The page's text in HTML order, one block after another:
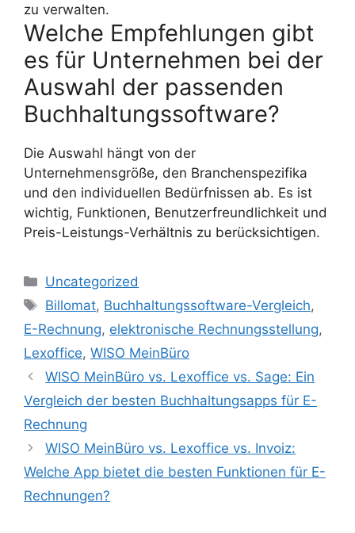
zu verwalten.
Welche Empfehlungen gibt
es für Unternehmen bei der
Auswahl der passenden
Buchhaltungssoftware?
Die Auswahl hängt von der
Unternehmensgröße, den Branchenspezifika
und den individuellen Bedürfnissen ab. Es ist
wichtig, Funktionen, Benutzerfreundlichkeit und
Preis-Leistungs-Verhältnis zu berücksichtigen.
Kategorien
Uncategorized
Schlagwörter
Billomat, Buchhaltungssoftware-Vergleich,
E-Rechnung, elektronische Rechnungsstellung,
Lexoffice, WISO MeinBüro
WISO MeinBüro vs. Lexoffice vs. Sage: Ein
Vergleich der besten Buchhaltungsapps für E-
Rechnung
WISO MeinBüro vs. Lexoffice vs. Invoiz:
Welche App bietet die besten Funktionen für E-
Rechnungen?